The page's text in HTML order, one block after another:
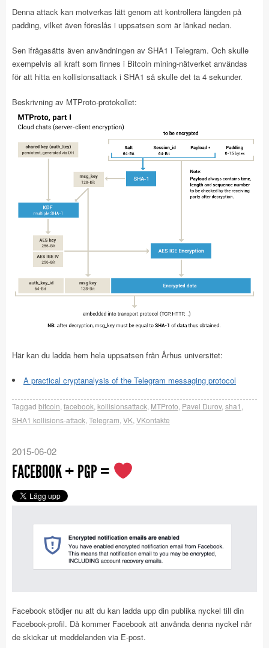
Denna attack kan motverkas lätt genom att kontrollera längden på
padding, vilket även föreslås i uppsatsen som är länkad nedan.
Sen ifrågasätts även användningen av SHA1 i Telegram. Och skulle
exempelvis all kraft som finnes i Bitcoin mining-nätverket användas
för att hitta en kollisionsattack i SHA1 så skulle det ta 4 sekunder.
Beskrivning av MTProto-protokollet:
Här kan du ladda hem hela uppsatsen från Århus universitet:
A practical cryptanalysis of the Telegram messaging protocol
Taggad bitcoin facebook kollisionsattack MTProto Pavel Durov, sha1
SHA1 kollisions-attack Telegram VK VKontakte
2015-06-02
FACEBOOK + PGP =
Facebook stödjer nu att du kan ladda upp din publika nyckel till din
Facebook-profil. Då kommer Facebook att använda denna nyckel när
de skickar ut meddelanden via E-post.